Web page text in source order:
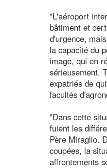
"L'aéroport
bâtiment et
d'urgence,
la capacité du
image, qui en
sérieusement.
expatriés de
facultés
"Dans cette
fuient les
Père Miraglio.
coupées, la
affrontements